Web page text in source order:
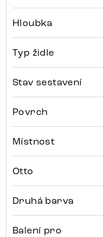
Hloubka
Typ židle
Stav sestavení
Povrch
Místnost
Otto
Druhá barva
Balení pro